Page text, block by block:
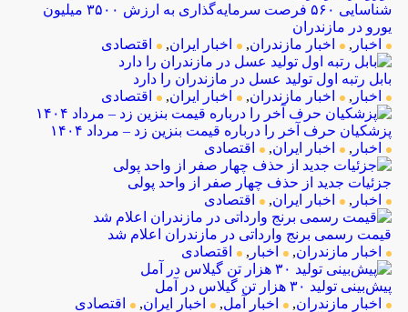
شناسایی ۵۶۰ فرصت سرمایه‌گذاری به ارزش ۳۵۰۰ میلیون
یورو در مازندران
اخبار , اخبار مازندران, اخبار ایران, اقتصادی
بابل رتبه اول تولید عسل در مازندران را دارد
اخبار , اخبار مازندران, اخبار ایران, اقتصادی
پزشکیان حرف آخر را درباره قیمت بنزین زد – مرداد ۱۴۰۴
اخبار , اخبار ایران, اقتصادی
جزئیات جدید از حذف چهار صفر از واحد پولی
اخبار , اخبار ایران, اقتصادی
قیمت رسمی برنج وارداتی در مازندران اعلام شد
اخبار مازندران, اخبار , اقتصادی
پیش‌بینی تولید ۳۰ هزار تن گیلاس در آمل
اخبار مازندران, اخبار آمل, اخبار ایران, اقتصادی